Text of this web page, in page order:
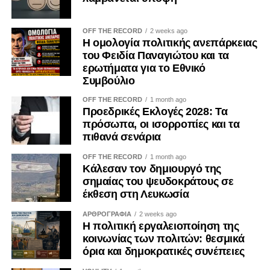
διαδικασίας λήψης αποφάσεων από επιμέρους
συμφέροντα. Ο ΟΟΣΑ έχει επισημάνει ότι η αδιαφανής
άσκηση επιρροής περιορίζει την ακεραιότητα των θεσμών
και υπονομεύει την εμπιστοσύνη των πολιτών.
Η ψηφιακή επικοινωνία διευρύνει περαιτέρω το πεδίο της
αποσπάσματα και χορηγούμενες αναρτήσεις μπορούν να
αναπαράγουν για μεγάλο χρονικό διάστημα μια
περιορισμένη δράση, δημιουργώντας την εντύπωση
αποδοχής. Ο Κανονισμός (ΕΕ) 2024/900 για τη διαφάνεια
και τη στόχευση της πολιτικής διαφήμισης, ο οποίος
εφαρμόζεται κατά το μεγαλύτερο μέρος του από τις 10
του πολιτικού διαφημιστικού περιεχομένου και
γνωστοποίησης του χρηματοδότη. Μολονότι κάθε
ανάρτηση κοινωνικού φορέα δεν συνιστά πολιτική
OFF THE RECORD 2 weeks ago
Η ομολογία πολιτικής ανεπάρκειας
του Φειδία Παναγιώτου και τα
ερωτήματα για το Εθνικό
Συμβούλιο
OFF THE RECORD 1 month ago
Προεδρικές Εκλογές 2028: Τα
πρόσωπα, οι ισορροπίες και τα
πιθανά σενάρια
OFF THE RECORD 1 month ago
Κάλεσαν τον δημιουργό της
σημαίας του ψευδοκράτους σε
έκθεση στη Λευκωσία
ΑΡΘΡΟΓΡΑΦΙΑ 2 weeks ago
Η πολιτική εργαλειοποίηση της
κοινωνίας των πολιτών: θεσμικά
όρια και δημοκρατικές συνέπειες